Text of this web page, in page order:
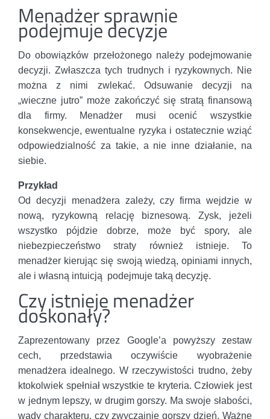
Menadżer sprawnie
podejmuje decyzje
Do obowiązków przełożonego należy podejmowanie
decyzji. Zwłaszcza tych trudnych i ryzykownych. Nie
można z nimi zwlekać. Odsuwanie decyzji na
„wieczne jutro” może zakończyć się stratą finansową
dla firmy. Menadżer musi ocenić wszystkie
konsekwencje, ewentualne ryzyka i ostatecznie wziąć
odpowiedzialność za takie, a nie inne działanie, na
siebie.
Przykład
Od decyzji menadżera zależy, czy firma wejdzie w
nową, ryzykowną relację biznesową. Zysk, jeżeli
wszystko pójdzie dobrze, może być spory, ale
niebezpieczeństwo straty również istnieje. To
menadżer kierując się swoją wiedzą, opiniami innych,
ale i własną intuicją podejmuje taką decyzję.
Czy istnieje menadżer
doskonały?
Zaprezentowany przez Google’a powyższy zestaw
cech, przedstawia oczywiście wyobrażenie
menadżera idealnego. W rzeczywistości trudno, żeby
ktokolwiek spełniał wszystkie te kryteria. Człowiek jest
w jednym lepszy, w drugim gorszy. Ma swoje słabości,
wady charakteru, czy zwyczajnie gorszy dzień. Ważne